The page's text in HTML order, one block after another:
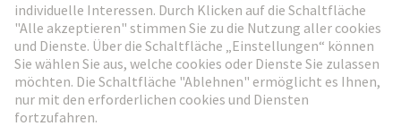
Weiter zur Anmeldung
Social Media